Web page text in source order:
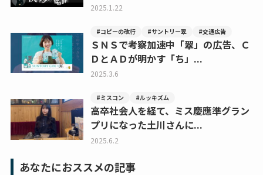
2025.1.22
#コピーの改行 #サントリー翠 #交通広告
ＳＮＳで考察加速中「翠」の広告、Ｃ
ＤとＡＤが明かす「ち」...
2025.3.6
#ミスコン #ルッキズム
高卒社会人を経て、ミス慶應準グラン
プリになった土川さんに...
2025.6.2
あなたにおススメの記事